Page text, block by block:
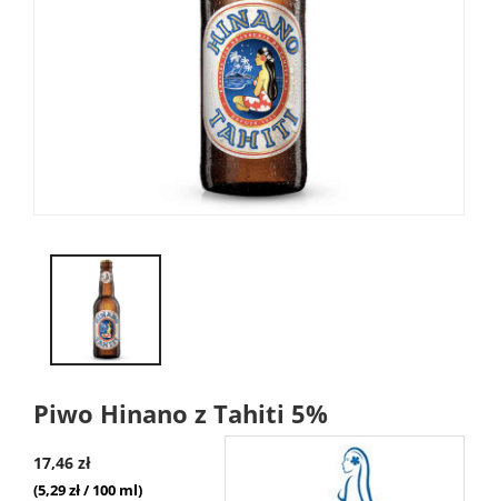
Piwo Hinano z Tahiti 5%
17,46 zł
(5,29 zł / 100 ml)